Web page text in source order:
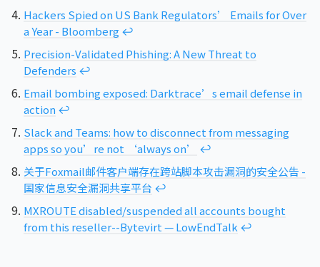
Hackers Spied on US Bank Regulators’ Emails for Over
a Year - Bloomberg ↩︎
Precision-Validated Phishing: A New Threat to
Defenders ↩︎
Email bombing exposed: Darktrace’s email defense in
action ↩︎
Slack and Teams: how to disconnect from messaging
apps so you’re not ‘always on’
↩︎
关于Foxmail邮件客户端存在跨站脚本攻击漏洞的安全公告 -
国家信息安全漏洞共享平台 ↩︎
MXROUTE disabled/suspended all accounts bought
from this reseller--Bytevirt — LowEndTalk ↩︎